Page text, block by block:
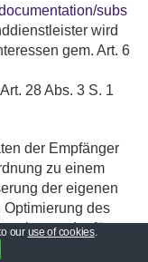
subs
wird
gem. Art. 6
28 Abs. 3 S. 1
der Empfänger
zu einem
der eigenen
Optimierung des
oder für
our use of cookies.